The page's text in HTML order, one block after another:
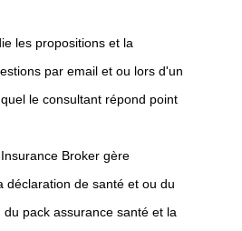
les propositions et la
par email et ou lors d'un
le consultant répond point
Broker gère
déclaration de santé et ou du
pack assurance santé et la